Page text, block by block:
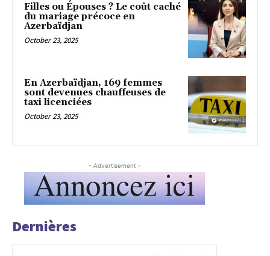
Filles ou Épouses ? Le coût caché
du mariage précoce en
Azerbaïdjan
October 23, 2025
En Azerbaïdjan, 169 femmes
sont devenues chauffeuses de
taxi licenciées
October 23, 2025
- Advertisement -
Dernières